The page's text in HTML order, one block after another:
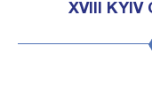
XVIII KYIV